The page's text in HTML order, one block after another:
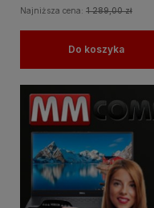
Najniższa cena: 1 289,00 zł
Do koszyka